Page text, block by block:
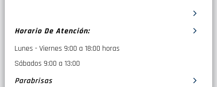
Horario De Atención:
Lunes - Viernes 9:00 a 18:00 horas
Sábados 9:00 a 13:00
Parabrisas